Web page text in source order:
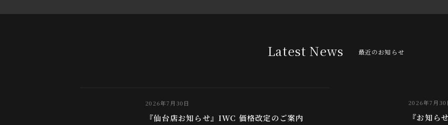
Latest News 最近のお知らせ
2026年7月30日
『仙台店お知らせ』IWC 価格改定のご案内
2026年7月30
『お知ら